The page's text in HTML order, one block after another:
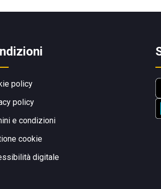
policy
policy
e condizioni
cookie
digitale